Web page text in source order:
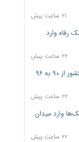
۲۱ ساعت پیش
رفاه وارد
۲۲ ساعت پیش
فشار اقتصادی در مسیر صعود؛ شاخص فلاکت کشور از ۹۰ به ۹۶
۲۲ ساعت پیش
وارد میدان
۲۲ ساعت پیش